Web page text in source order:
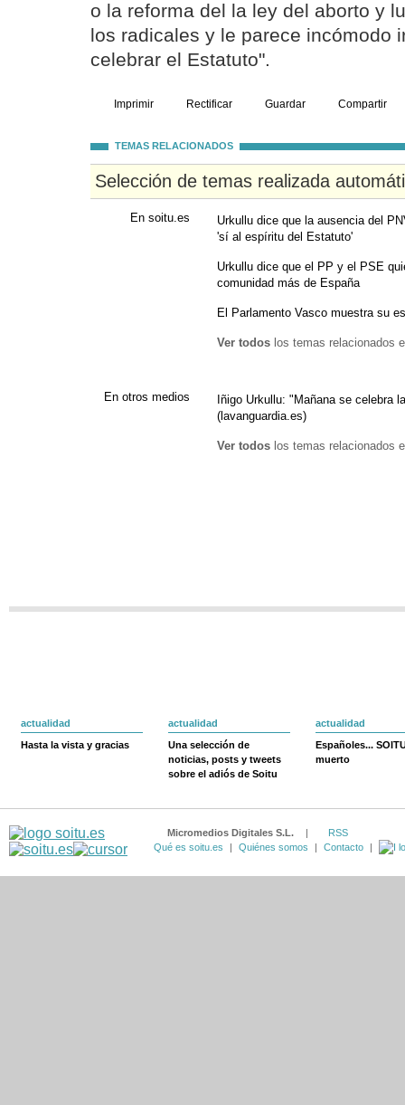
o la reforma del la ley del aborto y
los radicales y le parece incómodo
celebrar el Estatuto".
Imprimir Rectificar Guardar Compartir
TEMAS RELACIONADOS
Selección de temas realizada
En soitu.es
Urkullu dice que la ausencia del
'sí al espíritu del Estatuto'
Urkullu dice que el PP y el PSE
comunidad más de España
El Parlamento Vasco muestra su
Ver todos los temas relacionados
En otros medios
Iñigo Urkullu: "Mañana se celebra
(lavanguardia.es)
Ver todos los temas relacionados
actualidad
Hasta la vista y gracias
actualidad
Una selección de
noticias, posts y tweets
sobre el adiós de Soitu
actualidad
Españoles...
muerto
Micromedios Digitales S.L. |
RSS
Qué es soitu.es
| Quiénes somos | Contacto |